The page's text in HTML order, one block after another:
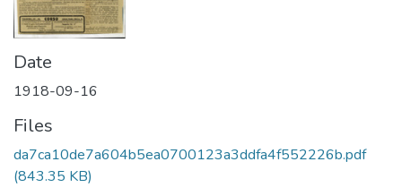
Date
1918-09-16
Files
da7ca10de7a604b5ea0700123a3ddfa4f552226b.pdf
(843.35 KB)